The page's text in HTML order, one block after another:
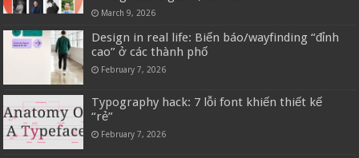
March 9, 2026
Design in real life: Biển báo/wayfinding “đỉnh
cao” ở các thành phố
February 7, 2026
Typography hack: 7 lỗi font khiến thiết kế
“rẻ”
February 7, 2026